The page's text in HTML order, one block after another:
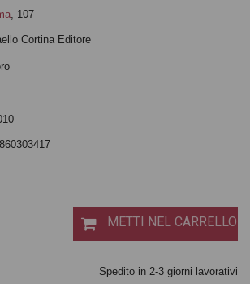
, 107
Cortina Editore
METTI NEL CARRELLO
Spedito in 2-3 giorni lavorativi